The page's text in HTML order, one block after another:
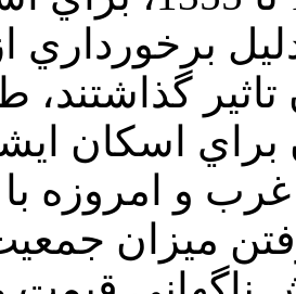
برخورداري از
اسكان
و امروزه
ميزان